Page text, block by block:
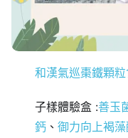
和漢氣巡棗鐵顆
子樣體驗盒 :善玉
鈣 、御力向上褐